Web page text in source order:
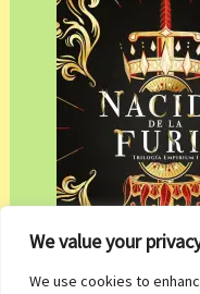
We value your
We use cookies to